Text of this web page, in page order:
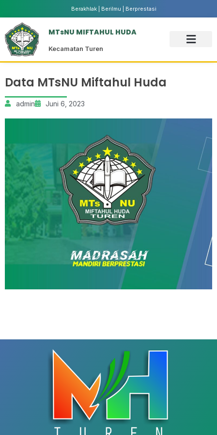
Berakhlak | Berilmu | Berprestasi
MTsNU MIFTAHUL HUDA
Kecamatan Turen
Data MTsNU Miftahul Huda
admin Juni 6, 2023